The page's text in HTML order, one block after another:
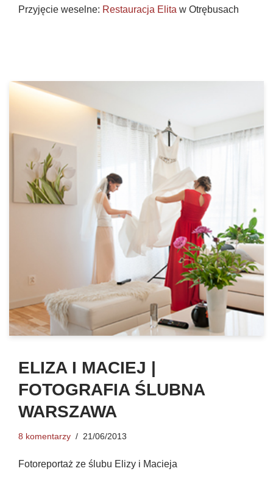
Przyjęcie weselne: Restauracja Elita w Otrębusach
ELIZA I MACIEJ |
FOTOGRAFIA ŚLUBNA
WARSZAWA
8 komentarzy 21/06/2013
Fotoreportaż ze ślubu Elizy i Macieja